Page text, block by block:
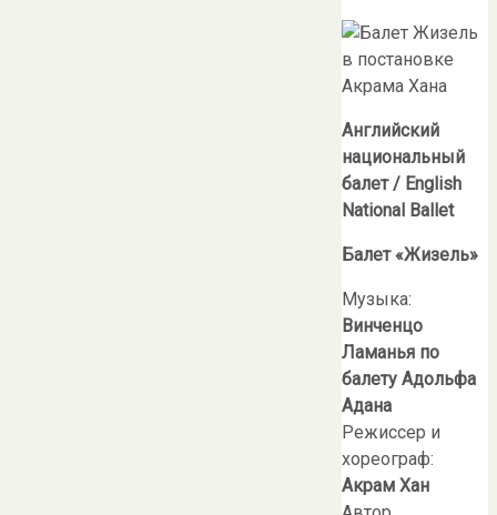
Английский
национальный
балет / English
National Ballet
Балет «Жизель»
Музыка:
Винченцо
Ламанья по
балету Адольфа
Адана
Режиссер и
хореограф:
Акрам Хан